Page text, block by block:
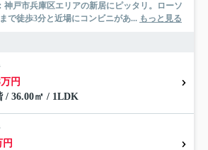
神戸市兵庫区エリアの新居にピッタリ。ローソ
で徒歩3分と近場にコンビニがあ... もっと見る
円
/ 36.00㎡ / 1LDK
円